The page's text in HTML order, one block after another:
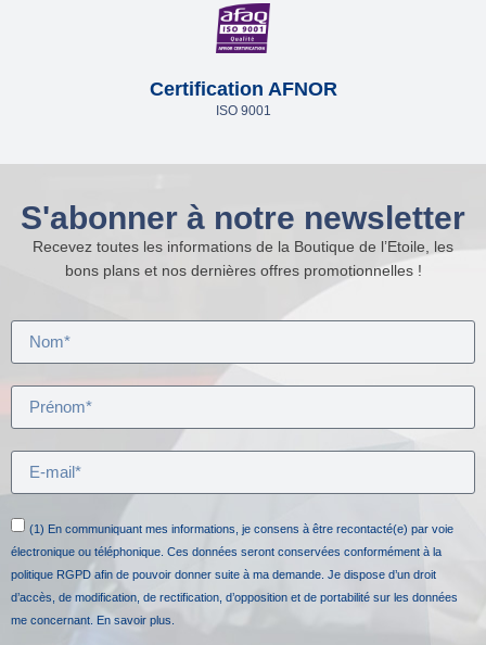
Certification AFNOR
ISO 9001
S'abonner à notre newsletter
Recevez toutes les informations de la Boutique de l’Etoile, les
bons plans et nos dernières offres promotionnelles !
(1) En communiquant mes informations, je consens à être recontacté(e) par voie
électronique ou téléphonique. Ces données seront conservées conformément à la
politique RGPD afin de pouvoir donner suite à ma demande. Je dispose d’un droit
d’accès, de modification, de rectification, d’opposition et de portabilité sur les données
me concernant. En savoir plus.